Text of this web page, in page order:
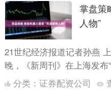
掌盘策
人物”
21世纪经济报道记者孙燕
晚，《新周刊》在上海发布
年的AI浪潮中掌盘策略，年
分类： 证券配资公司